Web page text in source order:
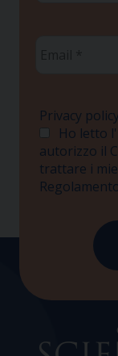
Privacy policy
Ho letto
autorizzo il
trattare i